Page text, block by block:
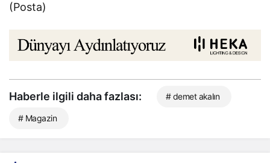
(Posta)
Haberle ilgili daha fazlası: # demet akalın
# Magazin